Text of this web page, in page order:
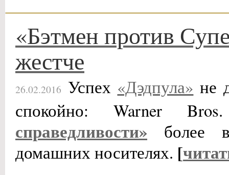
«Бэтмен против
жестче
26.02.2016 Успех «Дэдпула» не
спокойно: Warner
справедливости» более
домашних носителях. [